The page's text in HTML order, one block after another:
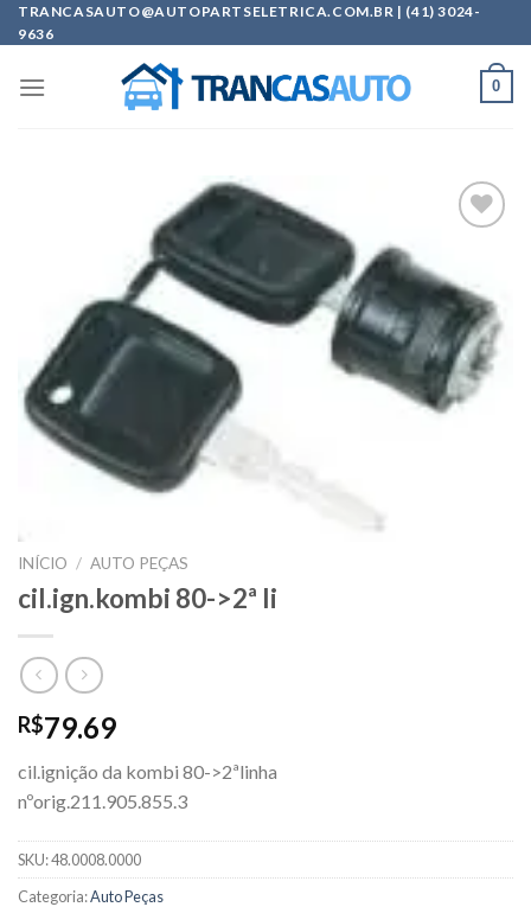
Skip
to
TRANCASAUTO@AUTOPARTSELETRICA.COM.BR | (41) 3024-
9636
0
INÍCIO / AUTO PEÇAS
cil.ign.kombi 80->2ª li
R$79.69
cil.ignição da kombi 80->2ªlinha
nºorig.211.905.855.3
SKU:48.0008.0000
Categoria:Auto Peças